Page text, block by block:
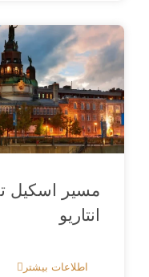
مسیر اسکیل
انتاریو
اطلاعات بیشتر